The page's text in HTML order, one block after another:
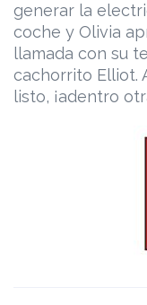
generar la
coche y Olivia
llamada con su
cachorrito Elliot.
listo, ¡adentro